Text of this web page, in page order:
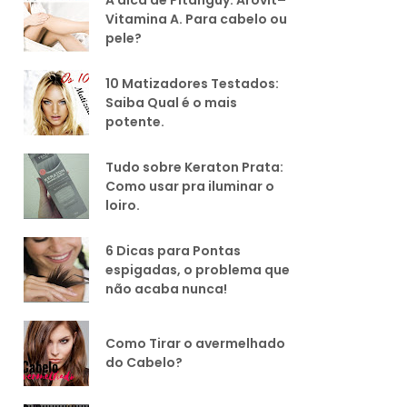
Vitamina A. Para cabelo ou
pele?
10 Matizadores Testados:
Saiba Qual é o mais
potente.
Tudo sobre Keraton Prata:
Como usar pra iluminar o
loiro.
6 Dicas para Pontas
espigadas, o problema que
não acaba nunca!
Como Tirar o avermelhado
do Cabelo?